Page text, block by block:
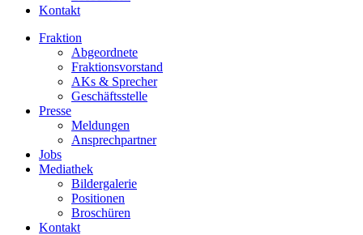
Kontakt
Fraktion
Abgeordnete
Fraktions­vorstand
AKs & Sprecher
Geschäftsstelle
Presse
Meldungen
Ansprechpartner
Jobs
Mediathek
Bildergalerie
Positionen
Broschüren
Kontakt